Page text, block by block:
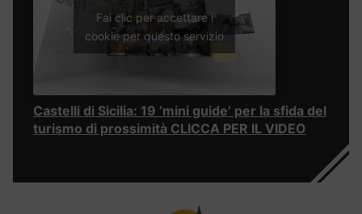
Fai clic per accettare i
cookie per questo servizio
Castelli di Sicilia: 19 ‘mini guide’ per la sfida del
turismo di prossimità CLICCA PER IL VIDEO